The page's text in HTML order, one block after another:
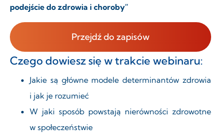
podejście do zdrowia i choroby”
Przejdź do zapisów
Czego dowiesz się w trakcie webinaru:
Jakie są główne modele determinantów zdrowia
i jak je rozumieć
W jaki sposób powstają nierówności zdrowotne
w społeczeństwie